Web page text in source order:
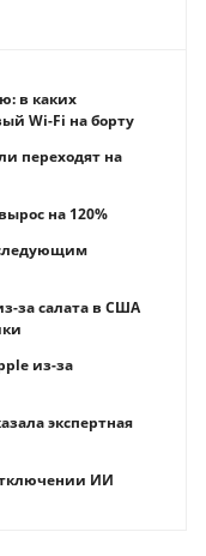
в каких
Wi-Fi на борту
переходят на
на 120%
за салата в США
из-за
экспертная
ИИ